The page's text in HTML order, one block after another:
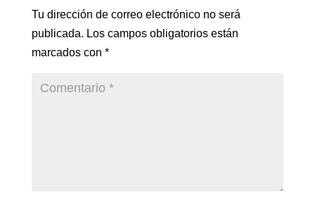
Tu dirección de correo electrónico no será
publicada. Los campos obligatorios están
marcados con *